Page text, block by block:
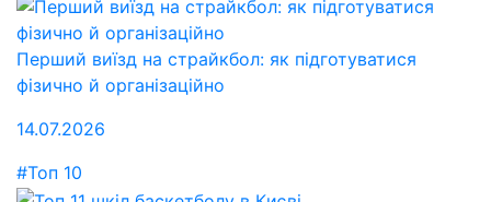
Перший виїзд на страйкбол: як підготуватися
фізично й організаційно
14.07.2026
#Топ 10